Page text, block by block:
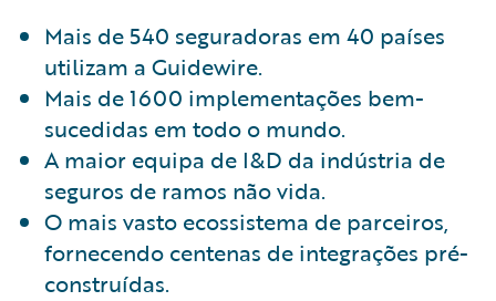
Mais de 540 seguradoras em 40 países
utilizam a Guidewire.
Mais de 1600 implementações bem-
sucedidas em todo o mundo.
A maior equipa de I&D da indústria de
seguros de ramos não vida.
O mais vasto ecossistema de parceiros,
fornecendo centenas de integrações pré-
construídas.